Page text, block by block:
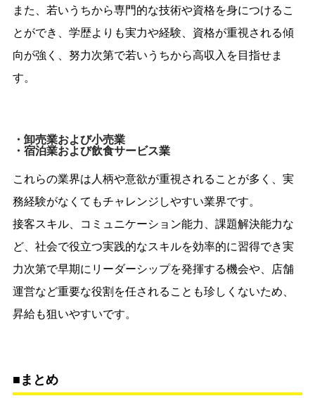
また、若いうちから専門的な技術や資格を身につけるこ
とができ、学歴よりも実力や経験、資格が重視される傾
向が強く、努力次第で若いうちから高収入を目指せま
す。
・卸売業および小売業
・宿泊業および飲食サービス業
これらの業界は人柄や意欲が重視されることが多く、実
務経験がなくてもチャレンジしやすい業界です。
接客スキル、コミュニケーション能力、課題解決能力な
ど、社会で役立つ実践的なスキルを効率的に習得でき実
力次第で早期にリーダーシップを発揮する機会や、店舗
運営など重要な役割を任されることも珍しくないため、
昇給も狙いやすいです。
■まとめ